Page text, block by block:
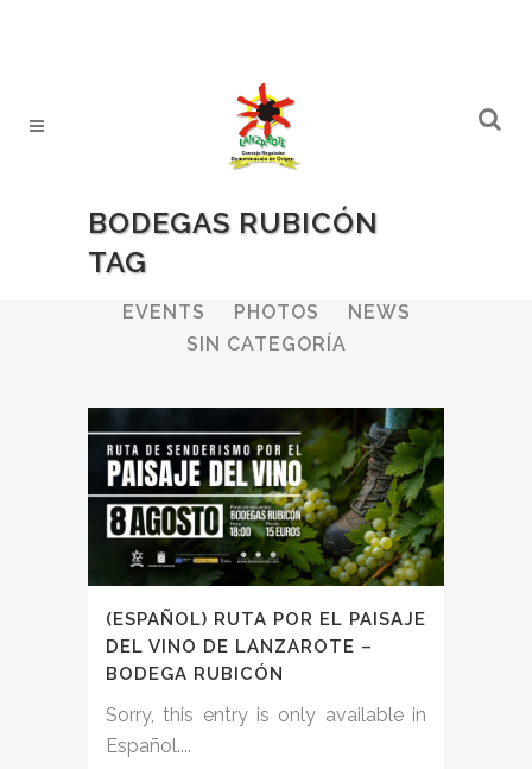
BODEGAS RUBICÓN
TAG
ALL
EVENTS
PHOTOS
NEWS
SIN CATEGORÍA
(ESPAÑOL) RUTA POR EL PAISAJE
DEL VINO DE LANZAROTE –
BODEGA RUBICÓN
Sorry, this entry is only available in
Español....